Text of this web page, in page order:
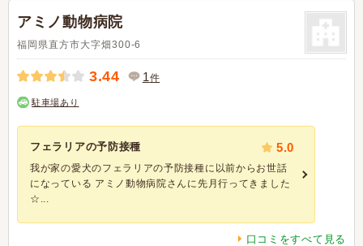
アミノ動物病院
福岡県直方市大字畑300-6
3.44 1件
駐車場あり
フェラリアの予防接種 5.0
我が家の愛犬のフェラリアの予防接種に以前からお世話
になっている アミノ動物病院さんに先月行ってきました
☆...
口コミをすべて見る